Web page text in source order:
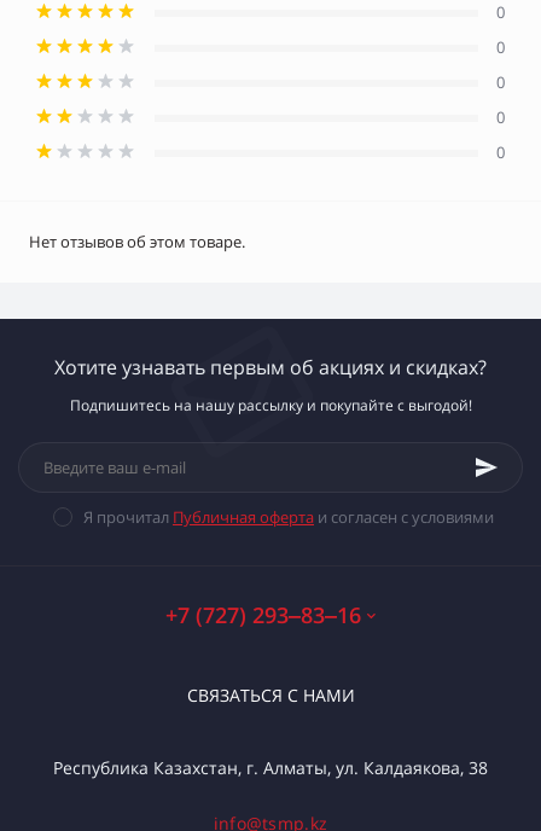
0
0
0
0
0
Нет отзывов об этом товаре.
Хотите узнавать первым об акциях и скидках?
Подпишитесь на нашу рассылку и покупайте с выгодой!
Я прочитал Публичная оферта и согласен с условиями
+7 (727) 293‒83‒16
СВЯЗАТЬСЯ С НАМИ
Республика Казахстан, г. Алматы, ул. Калдаякова, 38
info@tsmp.kz